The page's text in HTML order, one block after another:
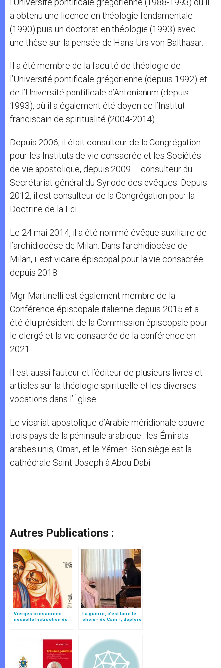
a obtenu une licence en théologie fondamentale
(1990) puis un doctorat en théologie (1993) avec
une thèse sur la pensée de Hans Urs von Balthasar.
Il a été membre de la faculté de théologie de
l’Université pontificale grégorienne (depuis 1992) et
de l’Université pontificale d’Antonianum (depuis
1993), où il a également été doyen de l’Institut
franciscain de spiritualité (2004-2014).
Depuis 2006, il était consulteur de la Congrégation
pour les Instituts de vie consacrée et les Sociétés
de vie apostolique, depuis 2009 – consulteur du
Secrétariat général du Synode des évêques. Depuis
2012, il est consulteur de la Congrégation pour la
Doctrine de la Foi.
Le 24 mai 2014, il a été nommé évêque auxiliaire de
l’archidiocèse de Milan. Dans l’archidiocèse de
Milan, il est vicaire épiscopal pour la vie consacrée
depuis 2018.
Mgr Martinelli est également membre de la
Conférence épiscopale italienne depuis 2015 et a
été élu président de la Commission épiscopale pour
le clergé et la vie consacrée de la conférence en
2021.
Il est aussi l’auteur et l’éditeur de plusieurs livres et
articles sur la théologie spirituelle et les diverses
vocations dans l’Église.
Le vicariat apostolique d’Arabie méridionale couvre
trois pays de la péninsule arabique : les Émirats
arabes unis, Oman, et le Yémen. Son siège est la
cathédrale Saint-Joseph à Abou Dabi.
Autres Publications :
Vierges consacrées :
nouvelle Instruction du
La guerre, c’est faire le
choix « de Caïn », déplore